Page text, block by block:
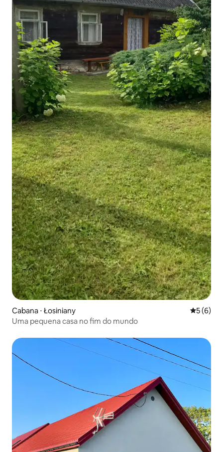
Cabana ⋅ Łosiniany 5 de
5 (6)
Uma pequena casa no fim do mundo